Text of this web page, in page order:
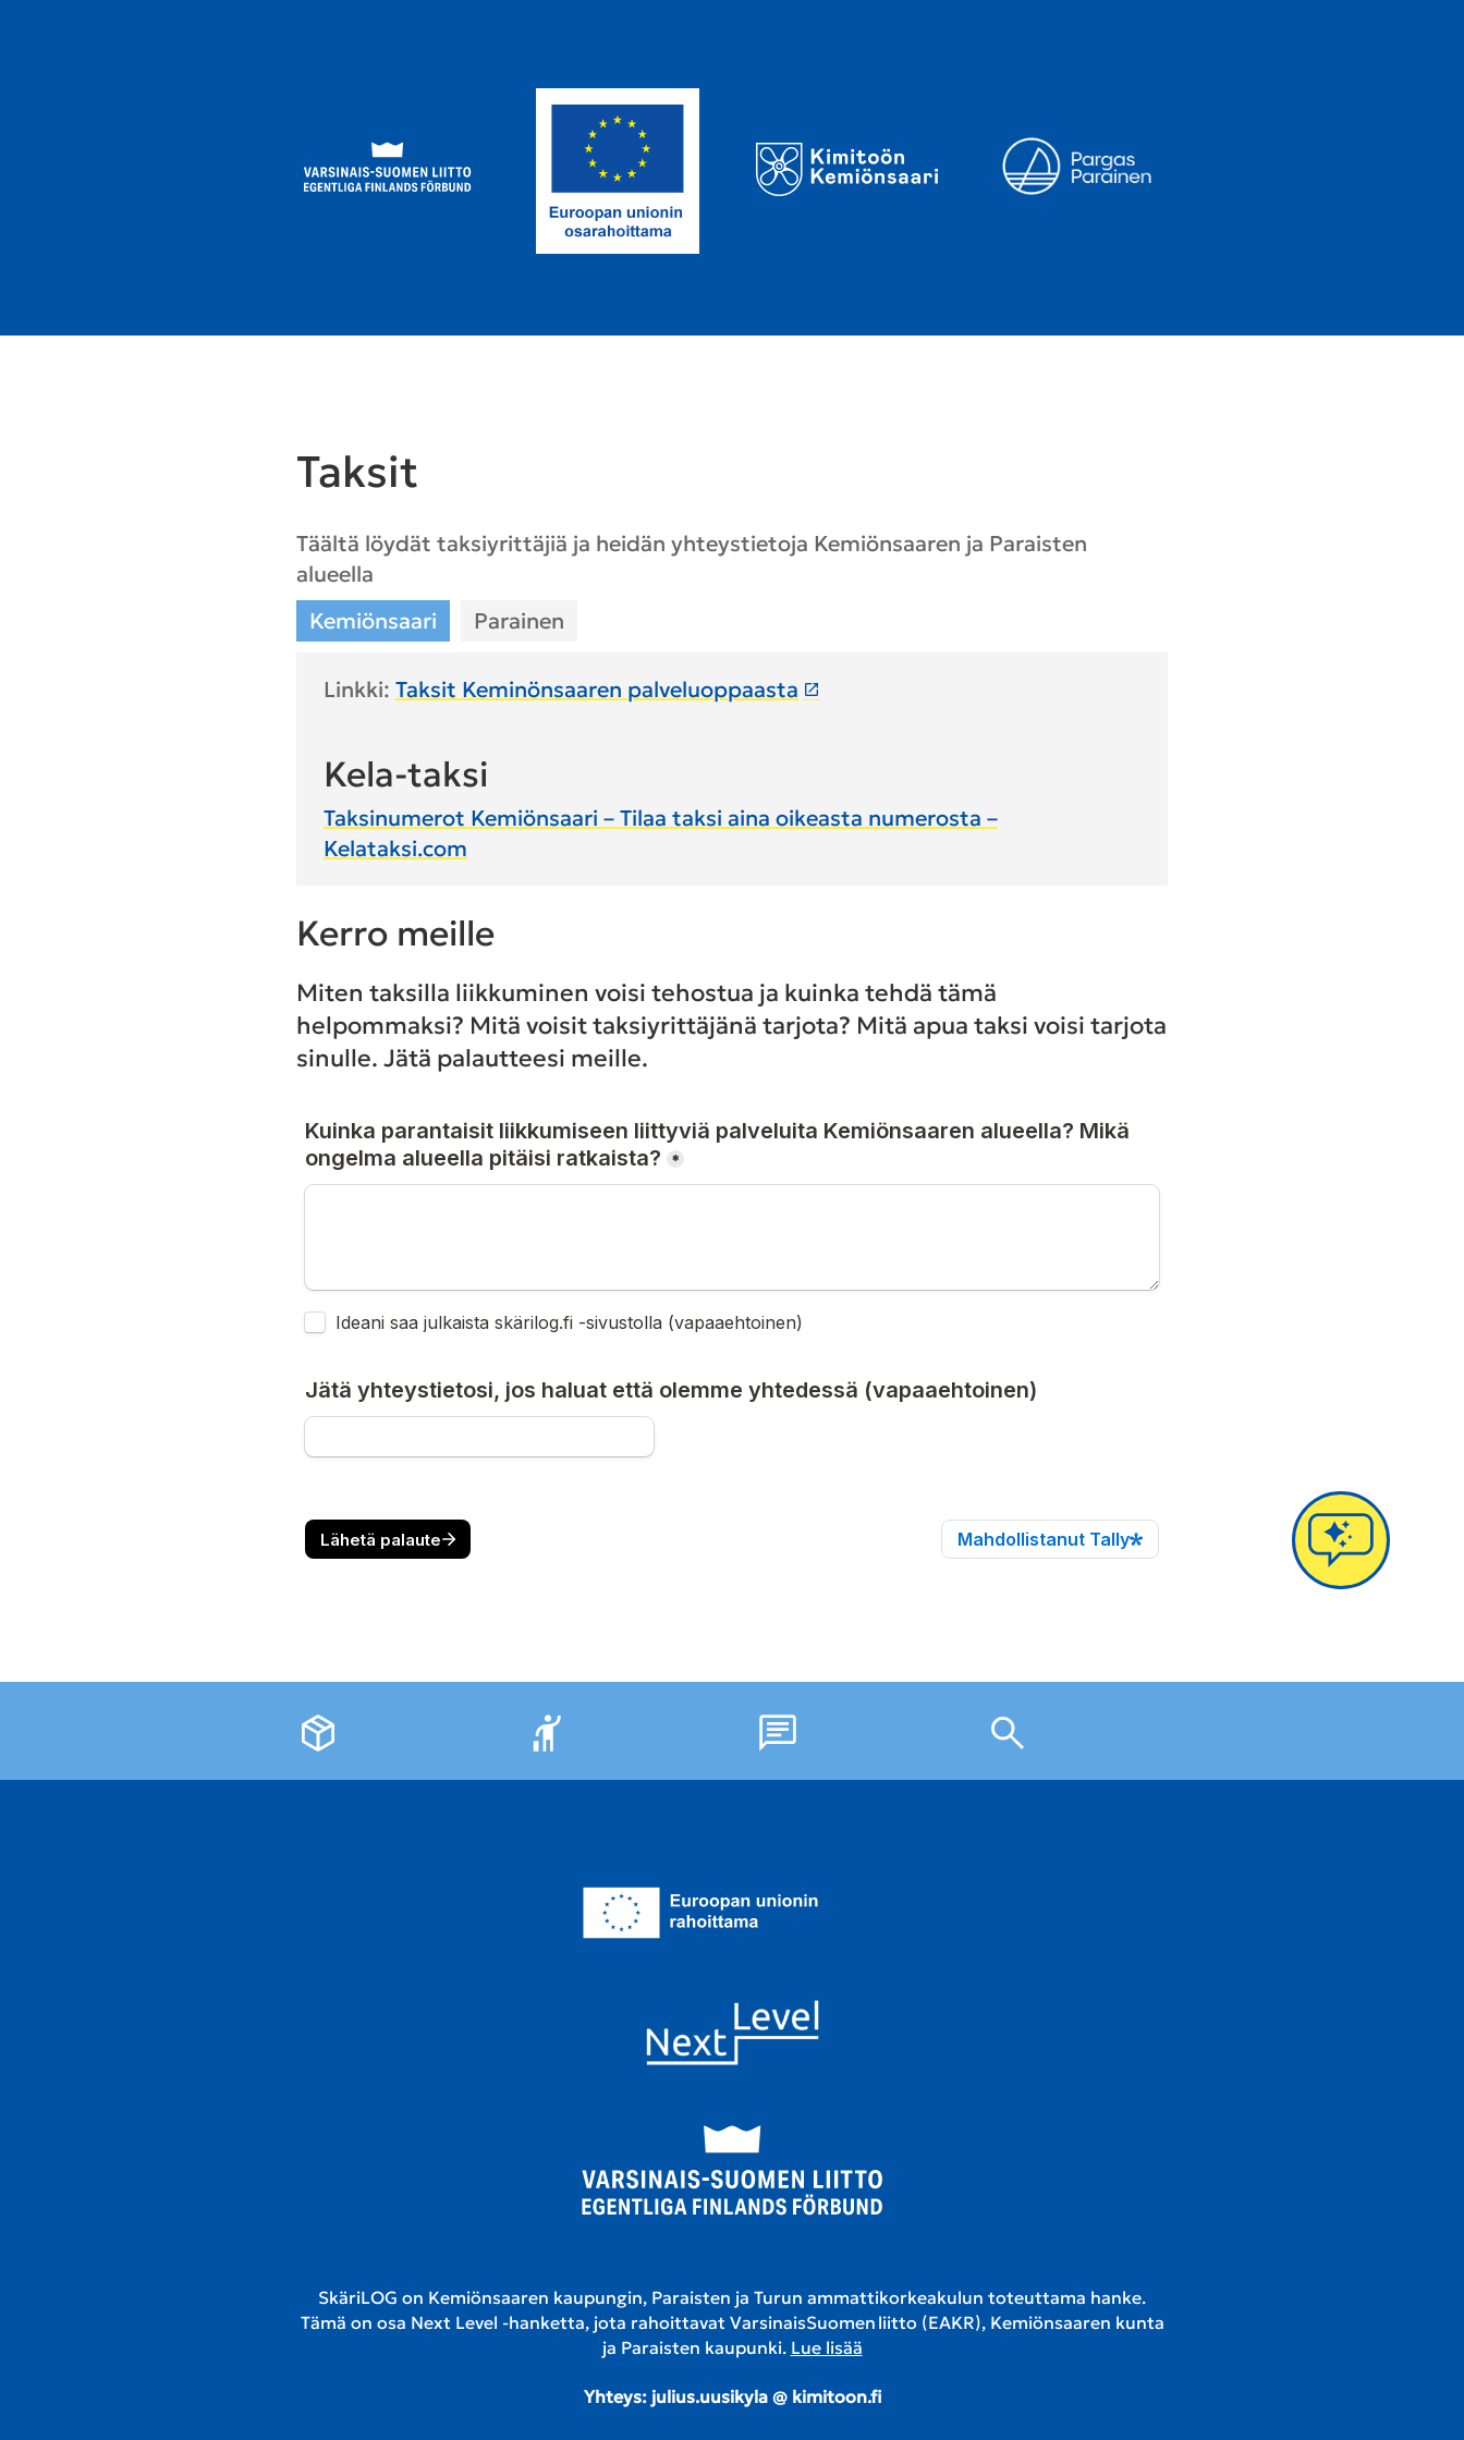
Taksit
Täältä löydät taksiyrittäjiä ja heidän yhteystietoja Kemiönsaaren ja Paraisten
alueella
Kemiönsaari
Parainen
Linkki: Taksit Keminönsaaren palveluoppaasta
Kela-taksi
Taksinumerot Kemiönsaari – Tilaa taksi aina oikeasta numerosta –
Kelataksi.com
Kerro meille
Miten taksilla liikkuminen voisi tehostua ja kuinka tehdä tämä
helpommaksi? Mitä voisit taksiyrittäjänä tarjota? Mitä apua taksi voisi tarjota
sinulle. Jätä palautteesi meille.
SkäriLOG on Kemiönsaaren kaupungin, Paraisten ja Turun ammattikorkeakulun toteuttama hanke.
Tämä on osa Next Level -hanketta, jota rahoittavat VarsinaisSuomen liitto (EAKR), Kemiönsaaren kunta
ja Paraisten kaupunki. Lue lisää
Yhteys: julius.uusikyla @ kimitoon.fi